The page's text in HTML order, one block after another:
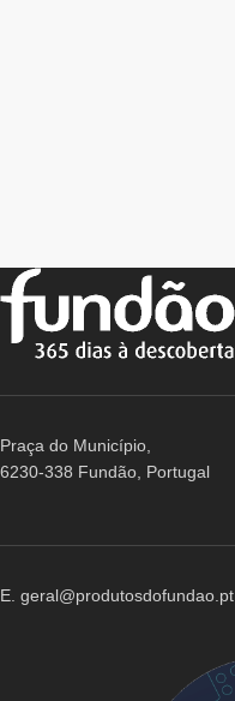
Praça do Município,
6230-338 Fundão, Portugal
E. geral@produtosdofundao.pt